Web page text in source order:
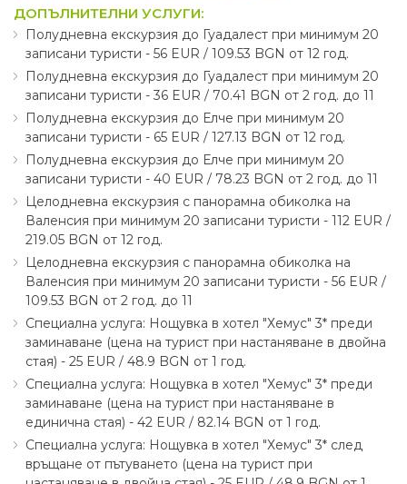
ДОПЪЛНИТЕЛНИ УСЛУГИ:
Полудневна екскурзия до Гуадалест при минимум 20
записани туристи - 56 EUR ∕ 109.53 BGN от 12 год.
Полудневна екскурзия до Гуадалест при минимум 20
записани туристи - 36 EUR ∕ 70.41 BGN от 2 год. до 11
Полудневна екскурзия до Елче при минимум 20
записани туристи - 65 EUR ∕ 127.13 BGN от 12 год.
Полудневна екскурзия до Елче при минимум 20
записани туристи - 40 EUR ∕ 78.23 BGN от 2 год. до 11
Целодневна екскурзия с панорамна обиколка на
Валенсия при минимум 20 записани туристи - 112 EUR ∕
219.05 BGN от 12 год.
Целодневна екскурзия с панорамна обиколка на
Валенсия при минимум 20 записани туристи - 56 EUR ∕
109.53 BGN от 2 год. до 11
Специална услуга: Нощувка в хотел "Хемус" 3* преди
заминаване (цена на турист при настаняване в двойна
стая) - 25 EUR ∕ 48.9 BGN от 1 год.
Специална услуга: Нощувка в хотел "Хемус" 3* преди
заминаване (цена на турист при настаняване в
единична стая) - 42 EUR ∕ 82.14 BGN от 1 год.
Специална услуга: Нощувка в хотел "Хемус" 3* след
връщане от пътуването (цена на турист при